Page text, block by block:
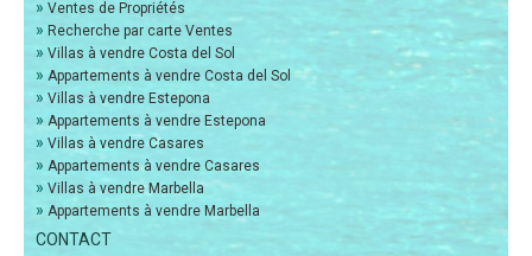
» Ventes de Propriétés
» Recherche par carte Ventes
» Villas à vendre Costa del Sol
» Appartements à vendre Costa del Sol
» Villas à vendre Estepona
» Appartements à vendre Estepona
» Villas à vendre Casares
» Appartements à vendre Casares
» Villas à vendre Marbella
» Appartements à vendre Marbella
CONTACT